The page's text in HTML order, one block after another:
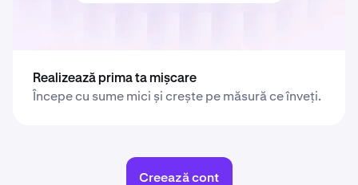
Realizează prima ta mișcare
Începe cu sume mici și crește pe măsură ce înveți.
Creează cont